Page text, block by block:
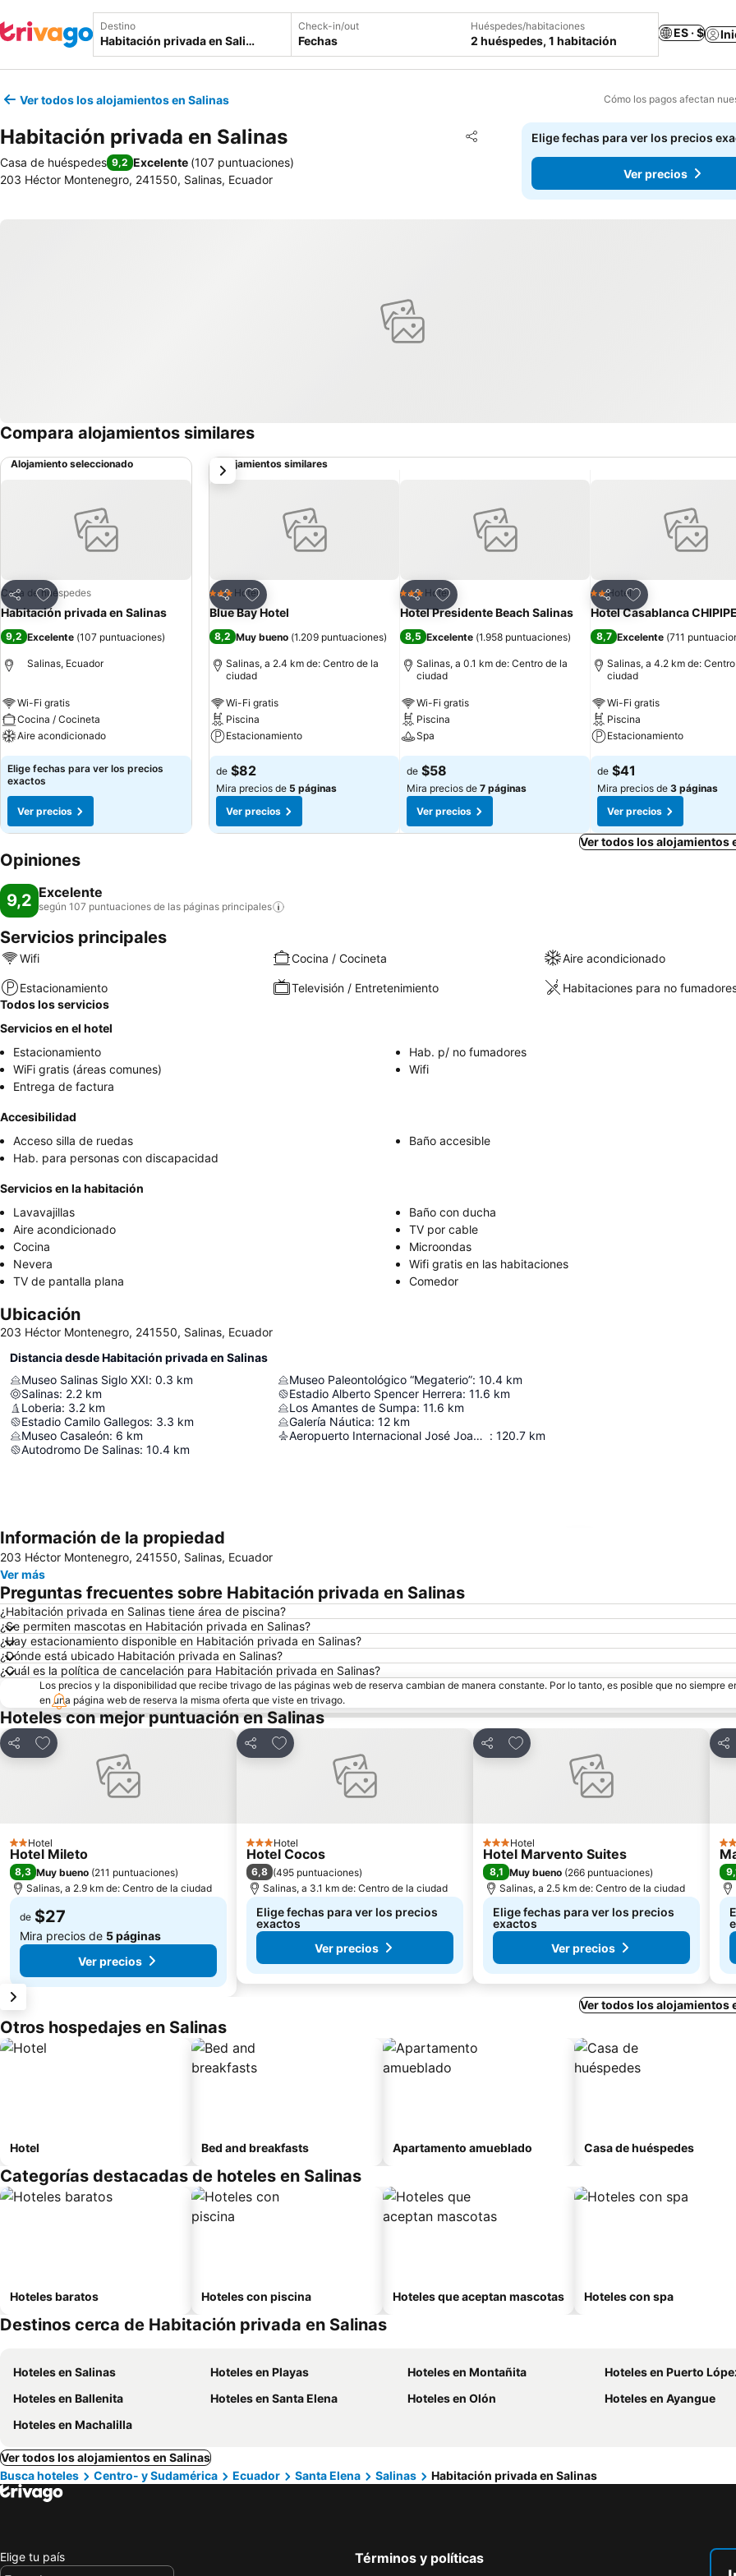
Destino Check-in/out
Fechas
Huéspedes/habitaciones
2 huéspedes, 1 habitación
ES · $
Ver todos los alojamientos en Salinas Cómo los pagos afectan
Habitación privada en Salinas Compartir
Agregar a favoritos
Casa de huéspedes 9,2 Excelente (107 puntuaciones)
203 Héctor Montenegro, 241550, Salinas, Ecuador
Elige fechas para ver los precios
Ver precios
Compara alojamientos similares
Alojamiento seleccionado
Compartir
Agregar a favoritos
Casa de huéspedes
Habitación privada en Salinas
9,2 Excelente (107 puntuaciones)
Salinas, Ecuador
Wi-Fi gratis
Cocina / Cocineta
Aire acondicionado
Elige fechas para ver los precios
exactos
Ver precios
Alojamientos similares
Compartir
Agregar a favoritos
3 Estrellas
Hotel
Blue Bay Hotel
8,2 Muy bueno (1.209 puntuaciones)
Salinas, a 2.4 km de: Centro de la
ciudad
Wi-Fi gratis
Piscina
Estacionamiento
de $82
Mira precios de 5 páginas
Ver precios
Compartir
Agregar a favoritos
3 Estrellas
Hotel
Hotel Presidente Beach Salinas
8,5 Excelente (1.958 puntuaciones)
Salinas, a 0.1 km de: Centro de la
ciudad
Wi-Fi gratis
Piscina
Spa
de $58
Mira precios de 7 páginas
Ver precios
Compartir
Agregar a
2 Estrellas
Hotel
Hotel Casablanca CHIPIPE
8,7 Excelente (711
Salinas, a 4.2 km de:
ciudad
Wi-Fi gratis
Piscina
Estacionamiento
de $41
Mira precios de 3 páginas
Ver precios
siguiente
Ver todos los alojamientos
Opiniones
9,2 Excelente
según 107 puntuaciones de las páginas principales
Servicios principales
Wifi Cocina / Cocineta Aire acondicionado
Estacionamiento Televisión / Entretenimiento
Habitaciones para no
Todos los servicios
Servicios en el hotel
Estacionamiento
Hab. p/ no fumadores
WiFi gratis (áreas comunes)
Wifi
Entrega de factura
Accesibilidad
Acceso silla de ruedas
Baño accesible
Hab. para personas con discapacidad
Servicios en la habitación
Lavavajillas
Baño con ducha
Aire acondicionado
TV por cable
Cocina
Microondas
Nevera
Wifi gratis en las habitaciones
TV de pantalla plana
Comedor
Ubicación
203 Héctor Montenegro, 241550, Salinas, Ecuador
Distancia desde Habitación privada en Salinas
Museo Salinas Siglo XXI: 0.3 km
Salinas: 2.2 km
Loberia: 3.2 km
Estadio Camilo Gallegos: 3.3 km
Museo Casaleón: 6 km
Autodromo De Salinas: 10.4 km
Museo Paleontológico “Megaterio”: 10.4 km
Estadio Alberto Spencer Herrera: 11.6 km
Los Amantes de Sumpa: 11.6 km
Galería Náutica: 12 km
Aeropuerto Internacional José Joaquín De Olmedo : 120.7 km
Información de la propiedad
203 Héctor Montenegro, 241550, Salinas, Ecuador
Ver más
Preguntas frecuentes sobre Habitación privada en Salinas
¿Habitación privada en Salinas tiene área de piscina?
¿Se permiten mascotas en Habitación privada en Salinas?
¿Hay estacionamiento disponible en Habitación privada en Salinas?
¿Dónde está ubicado Habitación privada en Salinas?
¿Cuál es la política de cancelación para Habitación privada en Salinas?
Los precios y la disponibilidad que recibe trivago de las páginas web de reserva cambian de manera constante. Por lo tanto, es posible que no siempre
en una página web de reserva la misma oferta que viste en trivago.
Hoteles con mejor puntuación en Salinas
Compartir
Agregar a favoritos
2 Estrellas
Hotel
Hotel Mileto
8,3 Muy bueno (211 puntuaciones)
Salinas, a 2.9 km de: Centro de la ciudad
de $27
Mira precios de 5 páginas
Ver precios
Compartir
Agregar a favoritos
3 Estrellas
Hotel
Hotel Cocos
6,8 (495 puntuaciones)
Salinas, a 3.1 km de: Centro de la ciudad
Elige fechas para ver los precios
exactos
Ver precios
Compartir
Agregar a favoritos
3 Estrellas
Hotel
Hotel Marvento Suites
8,1 Muy bueno (266 puntuaciones)
Salinas, a 2.5 km de: Centro de la ciudad
Elige fechas para ver los precios
exactos
Ver precios
2
Ver todos los alojamientos
Otros hospedajes en Salinas
Hotel Bed and breakfasts Apartamento amueblado Casa de huéspedes
Categorías destacadas de hoteles en Salinas
Hoteles baratos Hoteles con piscina Hoteles que aceptan mascotas Hoteles con spa
Destinos cerca de Habitación privada en Salinas
Hoteles en Salinas Hoteles en Playas Hoteles en Montañita
Hoteles en Puerto
Hoteles en Ballenita
Hoteles en Santa Elena Hoteles en Olón
Hoteles en Ayangue
Hoteles en Machalilla
Ver todos los alojamientos en Salinas
Busca hoteles
Centro- y Sudamérica Ecuador Santa Elena Salinas Habitación privada en Salinas
Elige tu país Términos y políticas